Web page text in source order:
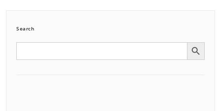
Search
Search Search Button